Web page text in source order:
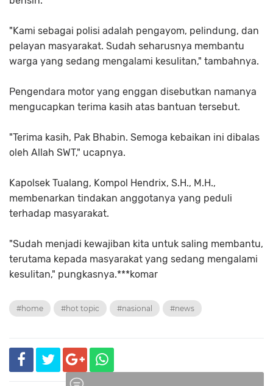
"Kami sebagai polisi adalah pengayom, pelindung, dan
pelayan masyarakat. Sudah seharusnya membantu
warga yang sedang mengalami kesulitan," tambahnya.
Pengendara motor yang enggan disebutkan namanya
mengucapkan terima kasih atas bantuan tersebut.
"Terima kasih, Pak Bhabin. Semoga kebaikan ini dibalas
oleh Allah SWT," ucapnya.
Kapolsek Tualang, Kompol Hendrix, S.H., M.H.,
membenarkan tindakan anggotanya yang peduli
terhadap masyarakat.
"Sudah menjadi kewajiban kita untuk saling membantu,
terutama kepada masyarakat yang sedang mengalami
kesulitan," pungkasnya.***komar
#home #hot topic #nasional #news